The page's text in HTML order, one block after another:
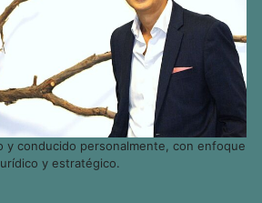
y conducido personalmente, con enfoque
y estratégico.